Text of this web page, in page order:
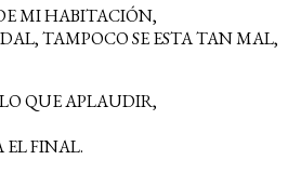
MI HABITACIÓN,
TAMPOCO SE ESTA TAN MAL,
QUE APLAUDIR,
EL FINAL.